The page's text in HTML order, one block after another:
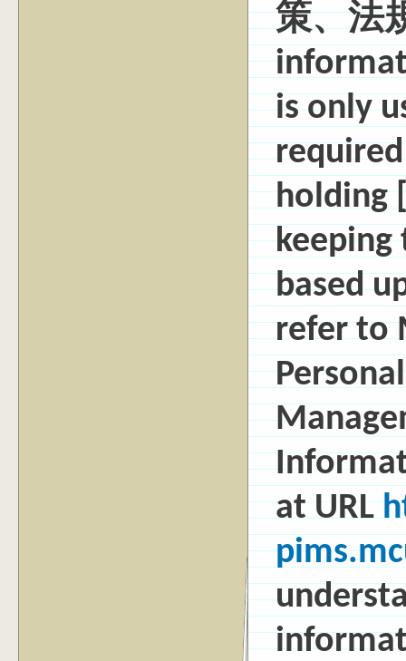
策、法
is only
holding
based
refer to
at URL